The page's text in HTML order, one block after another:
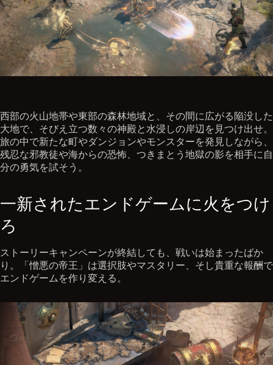
西部の火山地帯や東部の森林地域と、その間に広がる陥没した
大地で、そびえ立つ数々の神殿と水浸しの岸辺を見つけ出せ。
旅の中で新たな町やダンジョンやモンスターを発見しながら、
残忍な邪教徒や海からの恐怖、つきまとう地獄の影を相手に自
分の勇気を試そう。
一新されたエンドゲームに火をつけ
ろ
ストーリーキャンペーンが終結しても、戦いは始まったばか
り。「憎悪の帝王」は選択肢やマスタリー、そし貴重な報酬で
エンドゲームを作り変える。